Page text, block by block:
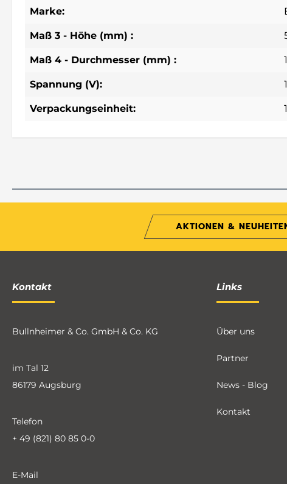
Marke:
Maß 3 - Höhe (mm) :
Maß 4 - Durchmesser (mm) :
Spannung (V):
Verpackungseinheit:
AKTIONEN &
Kontakt
Bullnheimer & Co. GmbH & Co. KG
im Tal 12
86179 Augsburg
Telefon
+ 49 (821) 80 85 0-0
E-Mail
Links
Über uns
Partner
News - Blog
Kontakt